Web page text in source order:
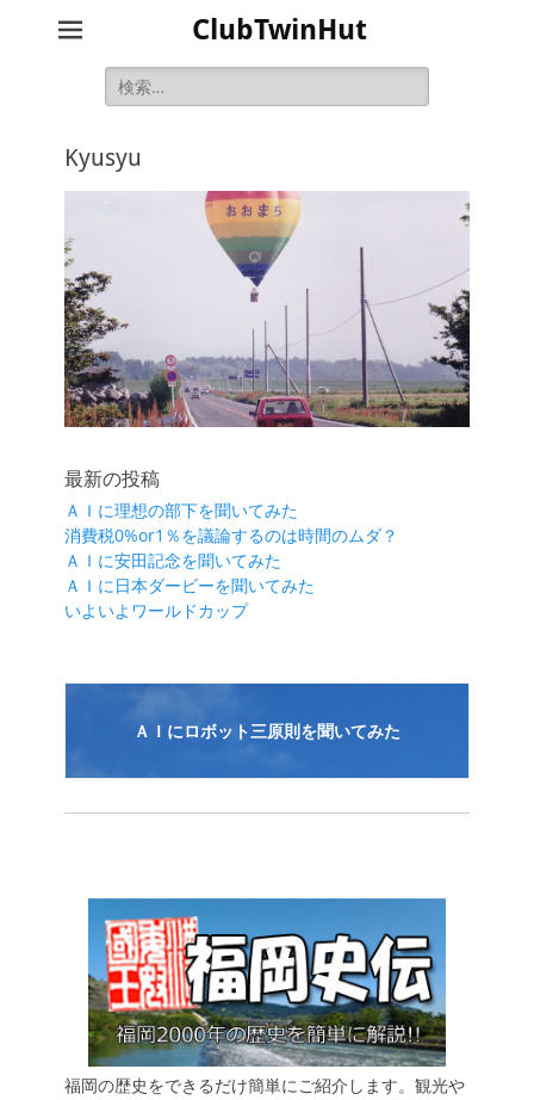
ClubTwinHut
検
索:
Kyusyu
最新の投稿
ＡＩに理想の部下を聞いてみた
消費税0%or1％を議論するのは時間のムダ？
ＡＩに安田記念を聞いてみた
ＡＩに日本ダービーを聞いてみた
いよいよワールドカップ
ＡＩにロボット三原則を聞いてみた
福岡の歴史をできるだけ簡単にご紹介します。観光や